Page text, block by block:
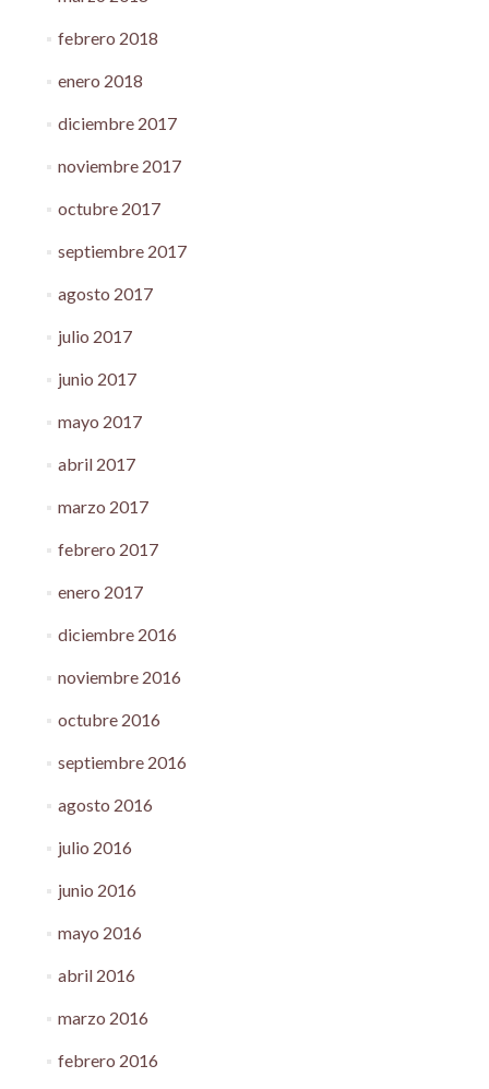
febrero 2018
enero 2018
diciembre 2017
noviembre 2017
octubre 2017
septiembre 2017
agosto 2017
julio 2017
junio 2017
mayo 2017
abril 2017
marzo 2017
febrero 2017
enero 2017
diciembre 2016
noviembre 2016
octubre 2016
septiembre 2016
agosto 2016
julio 2016
junio 2016
mayo 2016
abril 2016
marzo 2016
febrero 2016